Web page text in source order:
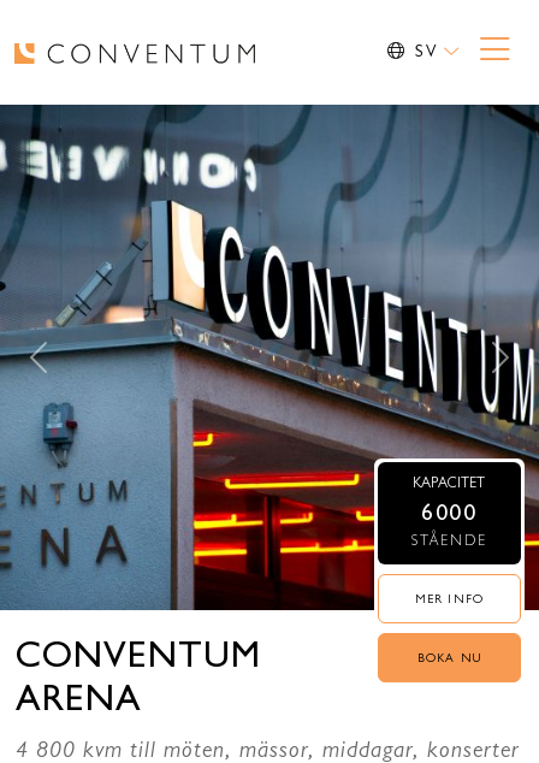
SV
Previous
CONVENTUM
ARENA
KAPACITET
6000
STÅENDE
MER INFO
BOKA NU
4 800 kvm till möten, mässor, middagar, konserter